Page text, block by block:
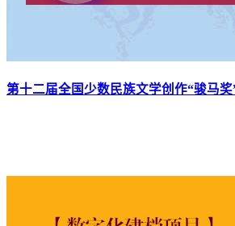
第十二届全国少数民族文学创作“骏马奖